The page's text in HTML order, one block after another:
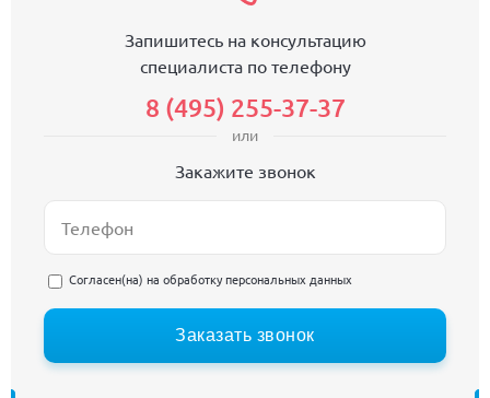
Запишитесь на консультацию
специалиста по телефону
8 (495) 255-37-37
или
Закажите звонок
Согласен(на) на обработку персональных данных
Заказать звонок